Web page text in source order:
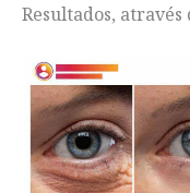
Resultados, através